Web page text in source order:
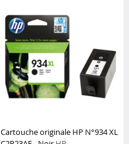
Cartouche originale HP N°934 XL